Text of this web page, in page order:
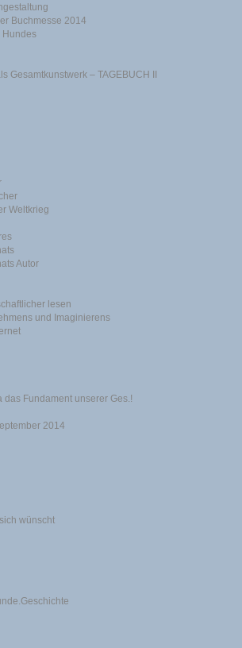
Buchmesse 2014
Hundes
Gesamtkunstwerk – TAGEBUCH II
Weltkrieg
Autor
lesen
und Imaginierens
das Fundament unserer Ges.!
2014
wünscht